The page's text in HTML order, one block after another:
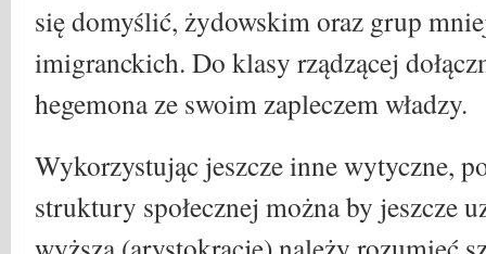
się domyślić, żydowskim oraz grup
imigranckich. Do klasy rządzącej
hegemona ze swoim zapleczem władzy.
Wykorzystując jeszcze inne wytyczne,
struktury społecznej można by jeszcze